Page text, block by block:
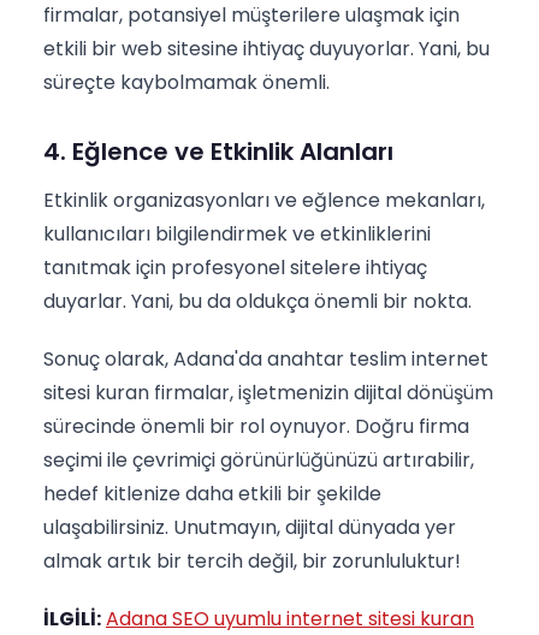
firmalar, potansiyel müşterilere ulaşmak için
etkili bir web sitesine ihtiyaç duyuyorlar. Yani, bu
süreçte kaybolmamak önemli.
4. Eğlence ve Etkinlik Alanları
Etkinlik organizasyonları ve eğlence mekanları,
kullanıcıları bilgilendirmek ve etkinliklerini
tanıtmak için profesyonel sitelere ihtiyaç
duyarlar. Yani, bu da oldukça önemli bir nokta.
Sonuç olarak, Adana'da anahtar teslim internet
sitesi kuran firmalar, işletmenizin dijital dönüşüm
sürecinde önemli bir rol oynuyor. Doğru firma
seçimi ile çevrimiçi görünürlüğünüzü artırabilir,
hedef kitlenize daha etkili bir şekilde
ulaşabilirsiniz. Unutmayın, dijital dünyada yer
almak artık bir tercih değil, bir zorunluluktur!
İLGİLİ:Adana SEO uyumlu internet sitesi kuran